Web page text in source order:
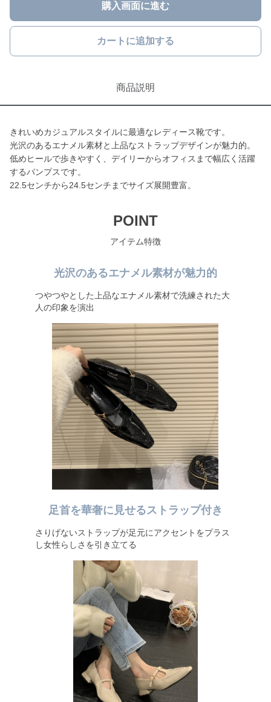
購入画面に進む
カートに追加する
商品説明
きれいめカジュアルスタイルに最適なレディース靴です。
光沢のあるエナメル素材と上品なストラップデザインが魅力的。
低めヒールで歩きやすく、デイリーからオフィスまで幅広く活躍
するパンプスです。
22.5センチから24.5センチまでサイズ展開豊富。
POINT
アイテム特徴
光沢のあるエナメル素材が魅力的
つやつやとした上品なエナメル素材で洗練された大
人の印象を演出
足首を華奢に見せるストラップ付き
さりげないストラップが足元にアクセントをプラス
し女性らしさを引き立てる